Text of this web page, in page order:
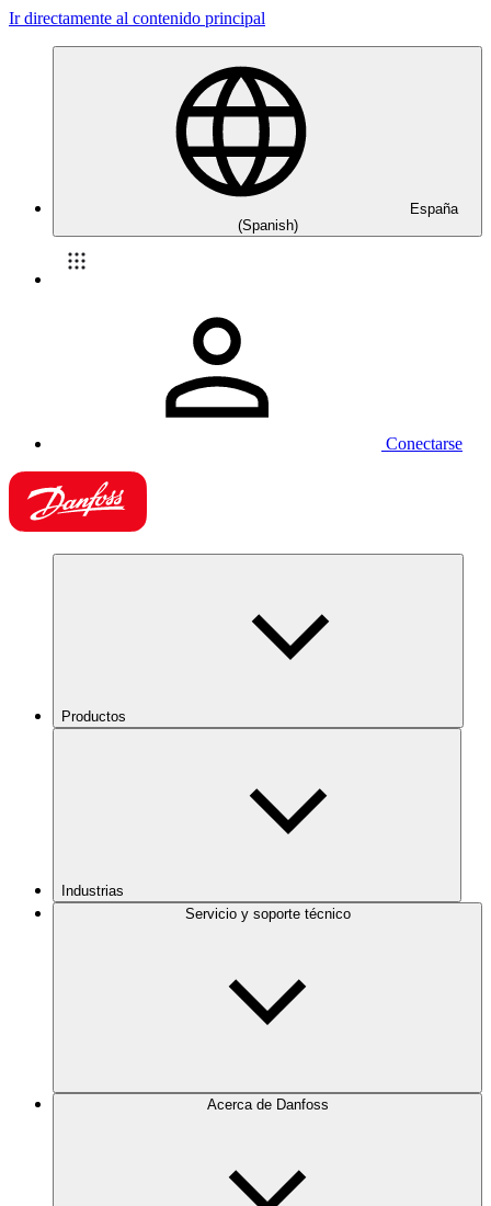
Ir directamente al contenido principal
España
(Spanish)
Conectarse
Productos
Industrias
Servicio y soporte técnico
Acerca de Danfoss